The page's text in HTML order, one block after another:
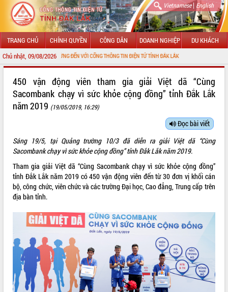
Vietnamese| English
TRANG CHỦ CHÍNH QUYỀN CÔNG DÂN DOANH NGHIỆP DU KHÁCH
Chủ nhật, 09/08/2026
MỪNG ĐẾN VỚI CỔNG THÔNG TIN ĐIỆN TỬ TỈNH ĐẮK LẮK
LÃNH ĐẠO UBND TỈNH
SỞ, BAN, NGÀNH
THÔNG TIN CHỈ ĐẠO ĐIỀU HÀNH
HỆ THỐNG VĂN BẢN
VĂN BẢN HĐND TỈNH
ĐIỂM TIN VĂN BẢN
QUY HOẠCH - KẾ HOẠCH
450 vận động viên tham gia giải Việt dã “Cùng
Sacombank chạy vì sức khỏe cộng đồng” tỉnh Đắk Lắk
năm 2019 (19/05/2019, 16:29)
Đọc bài viết
Sáng 19/5, tại Quảng trường 10/3 đã diễn ra giải Việt dã “Cùng
Sacombank chạy vì sức khỏe cộng đồng” tỉnh Đắk Lắk năm 2019.
Tham gia giải Việt dã “Cùng Sacombank chạy vì sức khỏe cộng đồng”
tỉnh Đắk Lắk năm 2019 có 450 vận động viên đến từ 30 đơn vị khối cán
bộ, công chức, viên chức và các trường Đại học, Cao đẳng, Trung cấp trên
địa bàn tỉnh.